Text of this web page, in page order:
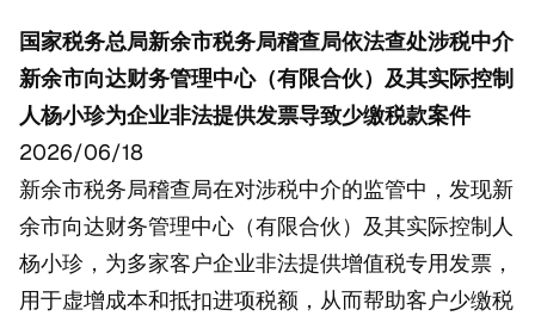
国家税务总局新余市税务局稽查局依法查处涉税中介
新余市向达财务管理中心（有限合伙）及其实际控制
人杨小珍为企业非法提供发票导致少缴税款案件
2026/06/18
新余市税务局稽查局在对涉税中介的监管中，发现新
余市向达财务管理中心（有限合伙）及其实际控制人
杨小珍，为多家客户企业非法提供增值税专用发票，
用于虚增成本和抵扣进项税额，从而帮助客户少缴税